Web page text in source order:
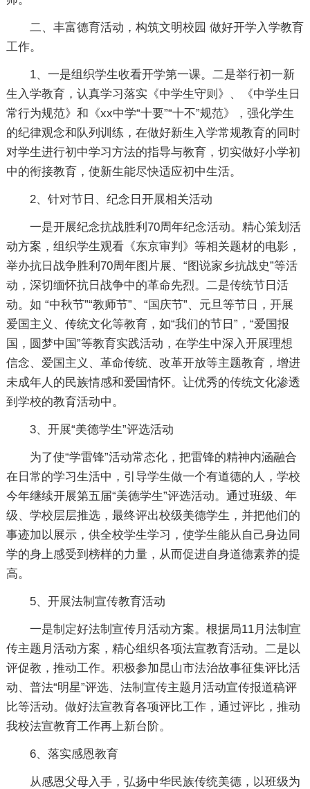
二、丰富德育活动，构筑文明校园 做好开学入学教育
工作。
1、一是组织学生收看开学第一课。二是举行初一新
生入学教育，认真学习落实《中学生守则》、《中学生日
常行为规范》和《xx中学“十要”“十不”规范》，强化学生
的纪律观念和队列训练，在做好新生入学常规教育的同时
对学生进行初中学习方法的指导与教育，切实做好小学初
中的衔接教育，使新生能尽快适应初中生活。
2、针对节日、纪念日开展相关活动
一是开展纪念抗战胜利70周年纪念活动。精心策划活
动方案，组织学生观看《东京审判》等相关题材的电影，
举办抗日战争胜利70周年图片展、“图说家乡抗战史”等活
动，深切缅怀抗日战争中的革命先烈。二是传统节日活
动。如 “中秋节”“教师节”、“国庆节”、元旦等节日，开展
爱国主义、传统文化等教育，如“我们的节日”，“爱国报
国，圆梦中国”等教育实践活动，在学生中深入开展理想
信念、爱国主义、革命传统、改革开放等主题教育，增进
未成年人的民族情感和爱国情怀。让优秀的传统文化渗透
到学校的教育活动中。
3、开展“美德学生”评选活动
为了使“学雷锋”活动常态化，把雷锋的精神内涵融合
在日常的学习生活中，引导学生做一个有道德的人，学校
今年继续开展第五届“美德学生”评选活动。通过班级、年
级、学校层层推选，最终评出校级美德学生，并把他们的
事迹加以展示，供全校学生学习，使学生能从自己身边同
学的身上感受到榜样的力量，从而促进自身道德素养的提
高。
5、开展法制宣传教育活动
一是制定好法制宣传月活动方案。根据局11月法制宣
传主题月活动方案，精心组织各项法宣教育活动。二是以
评促教，推动工作。积极参加昆山市法治故事征集评比活
动、普法“明星”评选、法制宣传主题月活动宣传报道稿评
比等活动。做好法宣教育各项评比工作，通过评比，推动
我校法宣教育工作再上新台阶。
6、落实感恩教育
从感恩父母入手，弘扬中华民族传统美德，以班级为